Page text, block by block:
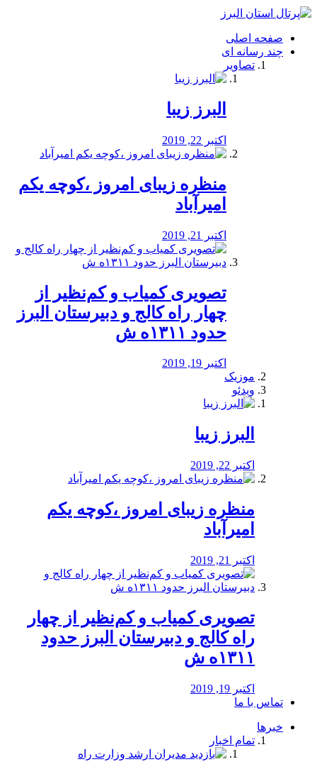
فصد
شرق
تهران
خشکشویی
صفحه اصلی
چند رسانه ای
تصاویر
البرز زیبا
اکتبر 22, 2019
منظره‌‌ زیبای امروز ،کوچه یکم
امیرآباد
اکتبر 21, 2019
️تصویری کمیاب و کم‌نظیر از
چهار راه كالج و دبيرستان البرز
حدود ۱۳۱۱ه ش
اکتبر 19, 2019
موزیک
ویدئو
البرز زیبا
اکتبر 22, 2019
منظره‌‌ زیبای امروز ،کوچه یکم
امیرآباد
اکتبر 21, 2019
️تصویری کمیاب و کم‌نظیر از چهار
راه كالج و دبيرستان البرز حدود
۱۳۱۱ه ش
اکتبر 19, 2019
تماس با ما
خبرها
تمام اخبار